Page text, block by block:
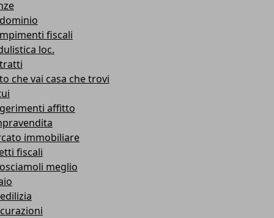
fiscali
loc.
che vai casa che trovi
affitto
immobiliare
fiscali
meglio